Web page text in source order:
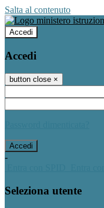
Salta al contenuto
Accedi
Accedi
button close ×
-
Seleziona utente